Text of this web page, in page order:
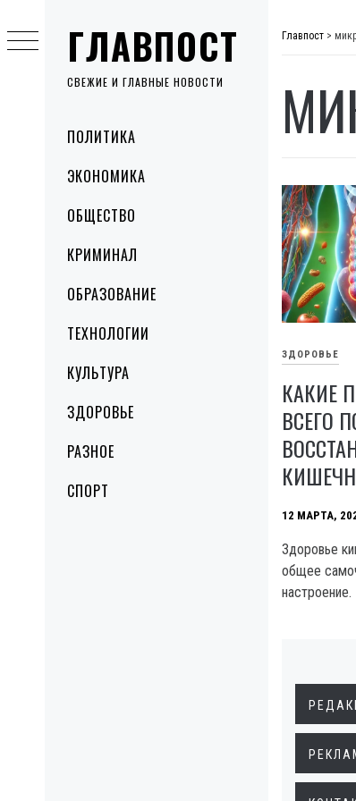
ГЛАВПОСТ
СВЕЖИЕ И ГЛАВНЫЕ НОВОСТИ
MenuПОЛИТИКА
ЭКОНОМИКА
ОБЩЕСТВО
КРИМИНАЛ
ОБРАЗОВАНИЕ
ТЕХНОЛОГИИ
КУЛЬТУРА
ЗДОРОВЬЕ
РАЗНОЕ
СПОРТ
to
content
Главпост >
ЗДОРОВЬЕ
КАКИЕ
ВСЕГО
12 МАРТА,
Здоровье
общее
настроение.